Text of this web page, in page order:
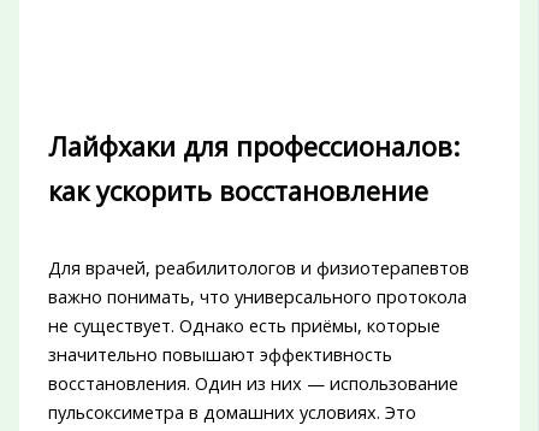
Лайфхаки для профессионалов:
как ускорить восстановление
Для врачей, реабилитологов и физиотерапевтов
важно понимать, что универсального протокола
не существует. Однако есть приёмы, которые
значительно повышают эффективность
восстановления. Один из них — использование
пульсоксиметра в домашних условиях. Это